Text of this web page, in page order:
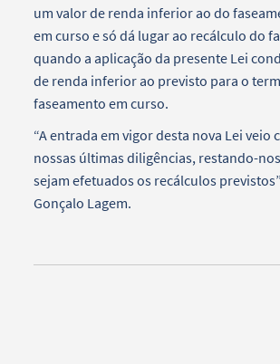
um valor de renda inferior ao do
em curso e só dá lugar ao recálculo do
quando a aplicação da presente Lei
de renda inferior ao previsto para o
faseamento em curso.
“A entrada em vigor desta nova Lei veio
nossas últimas diligências, restando-
sejam efetuados os recálculos
Gonçalo Lagem.